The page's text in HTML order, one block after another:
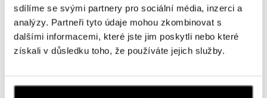
sdílíme se svými partnery pro sociální média, inzerci a
analýzy. Partneři tyto údaje mohou zkombinovat s
dalšími informacemi, které jste jim poskytli nebo které
získali v důsledku toho, že používáte jejich služby.
ALO diamonds OC Nový Smíchov, Praha 5
Plzeňská 8, 150 00 Praha 5 - Smíchov
tel.: +420 603 192 388, +420 733 546 889
dnes otevřeno od 09:00
ALO diamonds OC Olympia, Brno